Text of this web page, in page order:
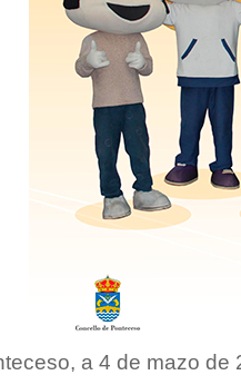
a 4 de mazo de